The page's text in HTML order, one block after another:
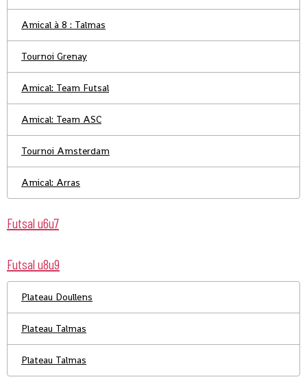
Amical à 8 : Talmas
Tournoi Grenay
Amical: Team Futsal
Amical: Team ASC
Tournoi Amsterdam
Amical: Arras
Futsal u6u7
Futsal u8u9
Plateau Doullens
Plateau Talmas
Plateau Talmas